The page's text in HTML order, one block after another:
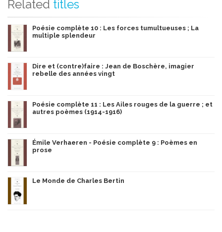
Related titles
Poésie complète 10 : Les forces tumultueuses ; La
multiple splendeur
Dire et (contre)faire : Jean de Boschère, imagier
rebelle des années vingt
Poésie complète 11 : Les Ailes rouges de la guerre ; et
autres poèmes (1914-1916)
Émile Verhaeren - Poésie complète 9 : Poèmes en
prose
Le Monde de Charles Bertin